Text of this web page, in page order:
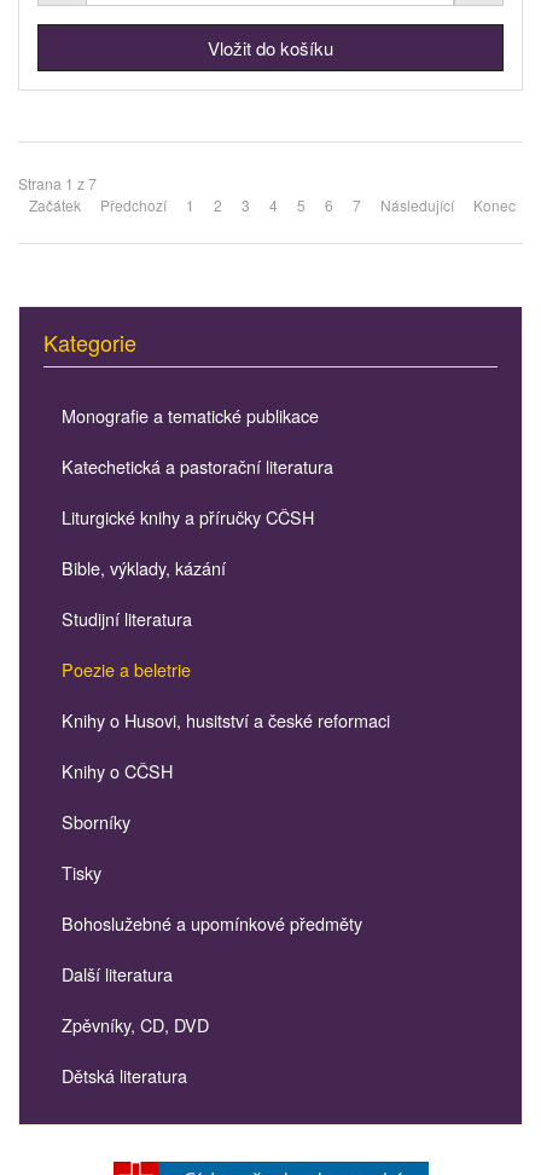
Strana 1 z 7
Začátek
Předchozí 1 2 3 4 5 6 7 Následující Konec
Kategorie
Monografie a tematické publikace
Katechetická a pastorační literatura
Liturgické knihy a příručky CČSH
Bible, výklady, kázání
Studijní literatura
Poezie a beletrie
Knihy o Husovi, husitství a české reformaci
Knihy o CČSH
Sborníky
Tisky
Bohoslužebné a upomínkové předměty
Další literatura
Zpěvníky, CD, DVD
Dětská literatura